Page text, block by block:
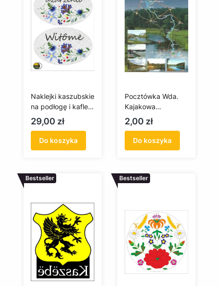
Naklejki kaszubskie
na podłogę i kafle
(Witômë)
Cena
29,00 zł
Do koszyka
Pocztówka Wda.
Kajakowa
autostrada przez
Bory
Cena
2,00 zł
Do koszyka
Bestseller Bestseller